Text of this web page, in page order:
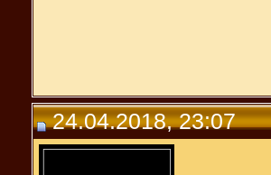
24.04.2018, 23:07